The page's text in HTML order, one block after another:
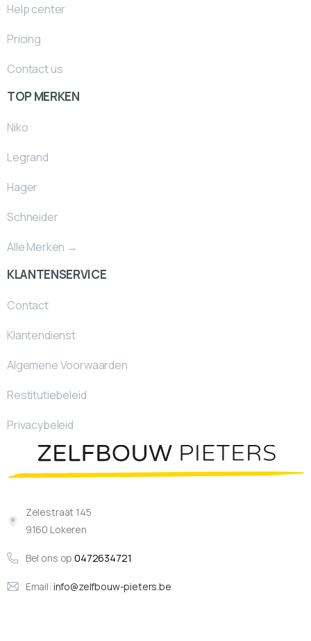
Help center
Pricing
Contact us
TOP MERKEN
Niko
Legrand
Hager
Schneider
Alle Merken →
KLANTENSERVICE
Contact
Klantendienst
Algemene Voorwaarden
Restitutiebeleid
Privacybeleid
Zelestraat 145
9160 Lokeren
Bel ons op0472634721
Email: info@zelfbouw-pieters.be